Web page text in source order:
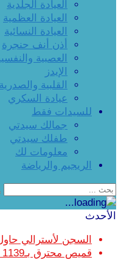
العيادة الجلدية
العيادة العظمية
العيادة النسائية
أذن أنف حنجرة
العصبية
الإيدز
القلبية والصدرية
عيادة السكري
للسيدات فقط
جمالك سيدتي
طفلك سيدتي
معلومات لك
الريجيم والرياضة
الأحدث
السجن لأسترالي
قميص محترق بـ1139 دولارا.. هل تفقد الموضة عقلها؟